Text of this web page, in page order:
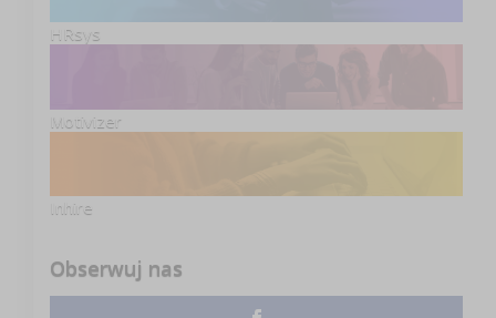
HRsys
Motivizer
Inhire
Obserwuj nas